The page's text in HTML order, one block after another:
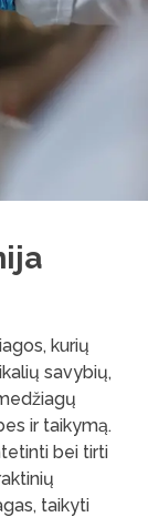
kurių
savybių,
ir taikymą.
bei tirti
taikyti